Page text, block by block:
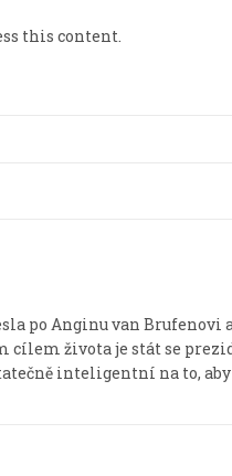
this content.
po Anginu van Brufenovi
života je stát se
inteligentní na to,